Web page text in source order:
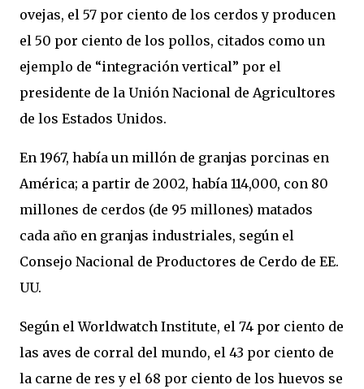
ovejas, el 57 por ciento de los cerdos y producen
el 50 por ciento de los pollos, citados como un
ejemplo de “integración vertical” por el
presidente de la Unión Nacional de Agricultores
de los Estados Unidos.
En 1967, había un millón de granjas porcinas en
América; a partir de 2002, había 114,000, con 80
millones de cerdos (de 95 millones) matados
cada año en granjas industriales, según el
Consejo Nacional de Productores de Cerdo de EE.
UU.
Según el Worldwatch Institute, el 74 por ciento de
las aves de corral del mundo, el 43 por ciento de
la carne de res y el 68 por ciento de los huevos se